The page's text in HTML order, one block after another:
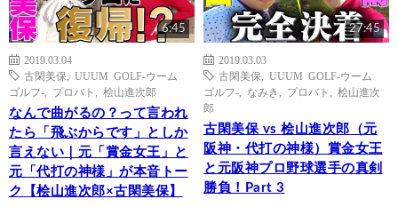
6:45
2019.03.04
古閑美保
UUUM GOLF-ウーム
ゴルフ-
プロバト 桧山進次郎
なんで曲がるの？って言われ
たら「飛ぶからです」としか
言えない｜元「賞金女王」と
元「代打の神様」が本音トー
ク【桧山進次郎×古閑美保】
27:45
2019.03.03
古閑美保
UUUM GOLF-ウーム
ゴルフ-
なみき プロバト
桧山進次
郎
古閑美保 vs 桧山進次郎（元
阪神・代打の神様）賞金女王
と元阪神プロ野球選手の真剣
勝負！Part 3